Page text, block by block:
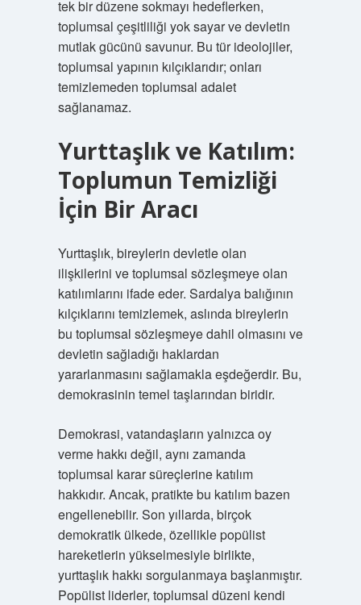
tek bir düzene sokmayı hedeflerken,
toplumsal çeşitliliği yok sayar ve devletin
mutlak gücünü savunur. Bu tür ideolojiler,
toplumsal yapının kılçıklarıdır; onları
temizlemeden toplumsal adalet
sağlanamaz.
Yurttaşlık ve Katılım:
Toplumun Temizliği
İçin Bir Aracı
Yurttaşlık, bireylerin devletle olan
ilişkilerini ve toplumsal sözleşmeye olan
katılımlarını ifade eder. Sardalya balığının
kılçıklarını temizlemek, aslında bireylerin
bu toplumsal sözleşmeye dahil olmasını ve
devletin sağladığı haklardan
yararlanmasını sağlamakla eşdeğerdir. Bu,
demokrasinin temel taşlarından biridir.
Demokrasi, vatandaşların yalnızca oy
verme hakkı değil, aynı zamanda
toplumsal karar süreçlerine katılım
hakkıdır. Ancak, pratikte bu katılım bazen
engellenebilir. Son yıllarda, birçok
demokratik ülkede, özellikle popülist
hareketlerin yükselmesiyle birlikte,
yurttaşlık hakkı sorgulanmaya başlanmıştır.
Popülist liderler, toplumsal düzeni kendi